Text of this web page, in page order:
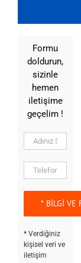
Formu
doldurun,
sizinle
hemen
iletişime
geçelim !
* Verdiğiniz
kişisel veri ve
iletişim